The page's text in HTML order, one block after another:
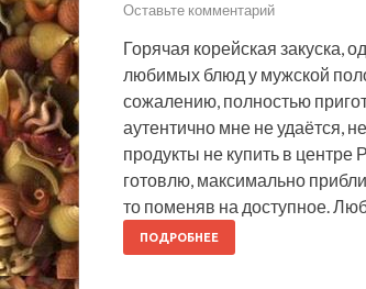
Оставьте комментарий
Горячая корейская закуска,
любимых блюд у мужской
сожалению, полностью
аутентично мне не удаётся,
продукты не купить в центре
готовлю, максимально
то поменяв на доступное.
ПОДРОБНЕЕ